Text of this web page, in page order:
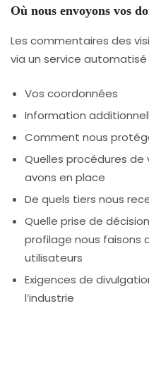
Où nous envoyons vos
Les commentaires des
via un service
Vos coordonnées
Information
Comment nous
Quelles procédures
avons en place
De quels tiers nous
Quelle prise de
profilage nous faisons
utilisateurs
Exigences de
l’industrie